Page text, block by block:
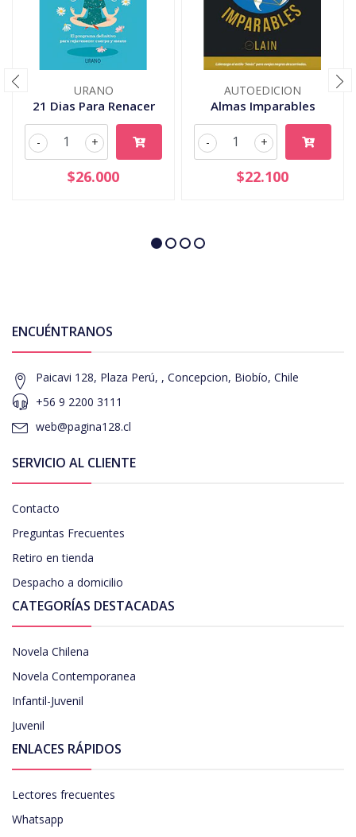
URANO
21 Dias Para Renacer
+
-
$26.000
AUTOEDICION
Almas Imparables
+
-
$22.100
ENCUÉNTRANOS
Paicavi 128, Plaza Perú, , Concepcion, Biobío, Chile
+56 9 2200 3111
web@pagina128.cl
SERVICIO AL CLIENTE
Contacto
Preguntas Frecuentes
Retiro en tienda
Despacho a domicilio
CATEGORÍAS DESTACADAS
Novela Chilena
Novela Contemporanea
Infantil-Juvenil
Juvenil
ENLACES RÁPIDOS
Lectores frecuentes
Whatsapp